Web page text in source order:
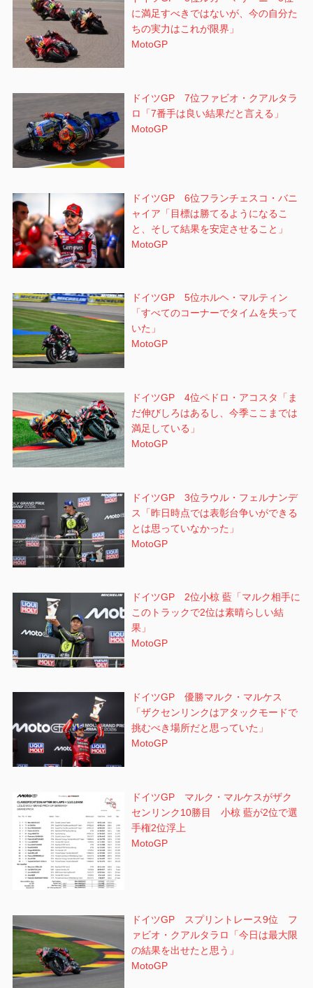
に満足すべきではないが、今の自分た
ちの実力はこれが限界」
MotoGP
ドイツGP 7位ファビオ・クアルタラ
ロ「7番手は良い結果だと言える」
MotoGP
ドイツGP 6位フランチェスコ・バニ
ャイア「目標は勝てるようになるこ
と、そして結果を安定させること」
MotoGP
ドイツGP 5位ホルヘ・マルティン
「すべてのコーナーでタイムを失って
いた」
MotoGP
ドイツGP 4位ペドロ・アコスタ「ま
だ伸びしろはあるし、今季ここまでは
満足している」
MotoGP
ドイツGP 3位ラウル・フェルナンデ
ス「昨日時点では表彰台争いができる
とは思っていなかった」
MotoGP
ドイツGP 2位小椋 藍「マルク相手に
このトラックで2位は素晴らしい結
果」
MotoGP
ドイツGP 優勝マルク・マルケス
「ザクセンリンクはアタックモードで
挑むべき場所だと思っていた」
MotoGP
ドイツGP マルク・マルケスがザク
センリンク10勝目 小椋 藍が2位で選
手権2位浮上
MotoGP
ドイツGP スプリントレース9位 フ
ァビオ・クアルタラロ「今日は最大限
の結果を出せたと思う」
MotoGP